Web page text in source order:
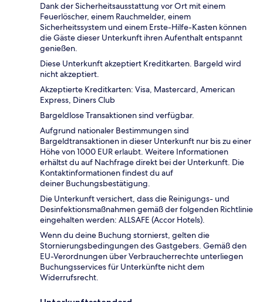
Dank der Sicherheitsausstattung vor Ort mit einem
Feuerlöscher, einem Rauchmelder, einem
Sicherheitssystem und einem Erste-Hilfe-Kasten können
die Gäste dieser Unterkunft ihren Aufenthalt entspannt
genießen.
Diese Unterkunft akzeptiert Kreditkarten. Bargeld wird
nicht akzeptiert.
Akzeptierte Kreditkarten: Visa, Mastercard, American
Express, Diners Club
Bargeldlose Transaktionen sind verfügbar.
Aufgrund nationaler Bestimmungen sind
Bargeldtransaktionen in dieser Unterkunft nur bis zu einer
Höhe von 1000 EUR erlaubt. Weitere Informationen
erhältst du auf Nachfrage direkt bei der Unterkunft. Die
Kontaktinformationen findest du auf
deiner Buchungsbestätigung.
Die Unterkunft versichert, dass die Reinigungs- und
Desinfektionsmaßnahmen gemäß der folgenden Richtlinie
eingehalten werden: ALLSAFE (Accor Hotels).
Wenn du deine Buchung stornierst, gelten die
Stornierungsbedingungen des Gastgebers. Gemäß den
EU-Verordnungen über Verbraucherrechte unterliegen
Buchungsservices für Unterkünfte nicht dem
Widerrufsrecht.